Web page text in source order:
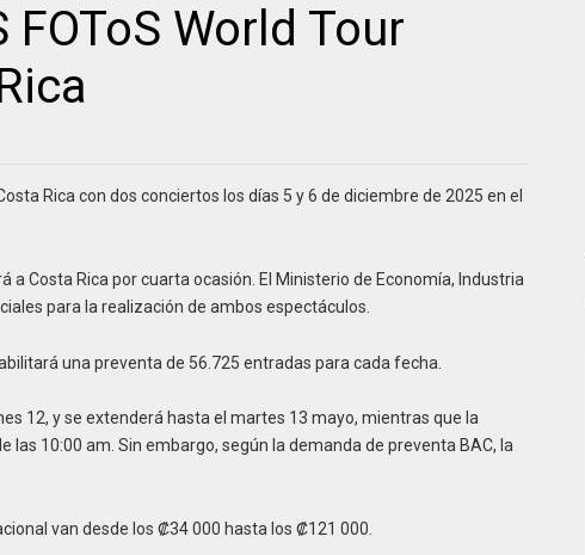
FOToS World Tour
Rica con dos conciertos los días 5 y 6 de diciembre de 2025 en el
a Costa Rica por cuarta ocasión. El Ministerio de Economía, Industria
para la realización de ambos espectáculos.
una preventa de 56.725 entradas para cada fecha.
12, y se extenderá hasta el martes 13 mayo, mientras que la
las 10:00 am. Sin embargo, según la demanda de preventa BAC, la
van desde los ₡34 000 hasta los ₡121 000.